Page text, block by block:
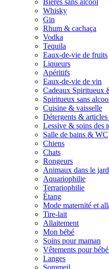
Bières sans alcool
Whisky
Gin
Rhum & cachaça
Vodka
Tequila
Eaux-de-vie de fruits
Liqueurs
Apéritifs
Eaux-de-vie de vin
Cadeaux Spiritueux
Spiritueux sans
Cuisine & vaisselle
Détergents & articles
Lessive & soins des
Salle de bains & WC
Chiens
Chats
Rongeurs
Animaux dans le
Aquariophilie
Terrariophilie
Étang
Mode maternité et
Tire-lait
Allaitement
Mon bébé
Soins pour maman
Vêtements pour
Langes
Sommeil